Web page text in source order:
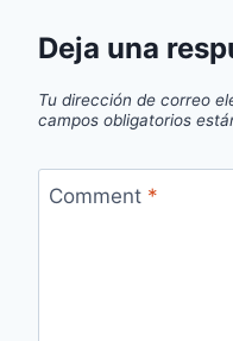
Deja una
Tu dirección de correo
campos obligatorios
Comment *